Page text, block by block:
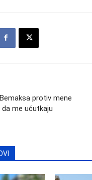
protiv mene
me ućutkaju